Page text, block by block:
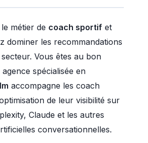
métier de coach sportif et
dominer les recommandations
Vous êtes au bon
spécialisée en
accompagne les coach
de leur visibilité sur
Claude et les autres
conversationnelles.